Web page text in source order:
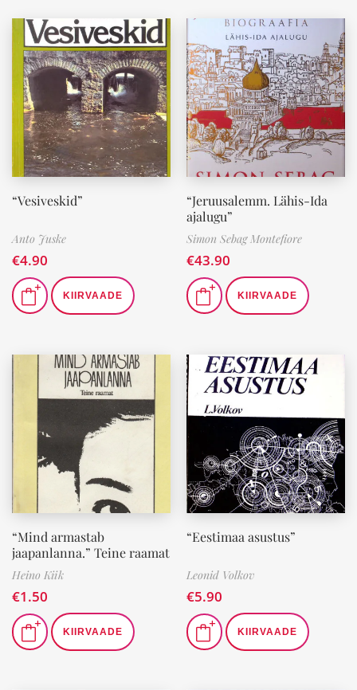
“Vesiveskid”
Anto Juske
€4.90
KIIRVAADE
“Jeruusalemm. Lähis-Ida
ajalugu”
Simon Sebag Montefiore
€43.90
KIIRVAADE
“Mind armastab
jaapanlanna.” Teine raamat
Heino Kiik
€1.50
KIIRVAADE
“Eestimaa asustus”
Leonid Volkov
€5.90
KIIRVAADE